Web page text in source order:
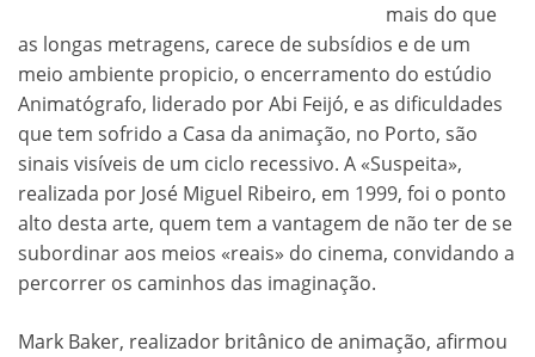
mais do que
as longas metragens, carece de subsídios e de um
meio ambiente propicio, o encerramento do estúdio
Animatógrafo, liderado por Abi Feijó, e as dificuldades
que tem sofrido a Casa da animação, no Porto, são
sinais visíveis de um ciclo recessivo. A «Suspeita»,
realizada por José Miguel Ribeiro, em 1999, foi o ponto
alto desta arte, quem tem a vantagem de não ter de se
subordinar aos meios «reais» do cinema, convidando a
percorrer os caminhos das imaginação.
Mark Baker, realizador britânico de animação, afirmou